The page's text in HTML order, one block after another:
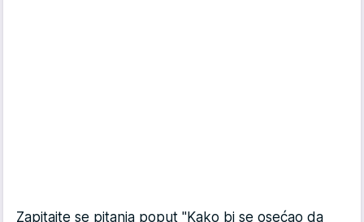
Zapitajte se pitanja poput "Kako bi se osećao da